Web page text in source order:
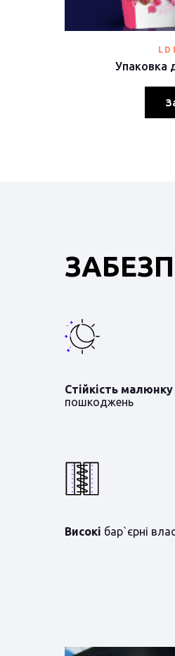
Упаковка
Стійкість малюнку
пошкоджень
Високі бар`єрні